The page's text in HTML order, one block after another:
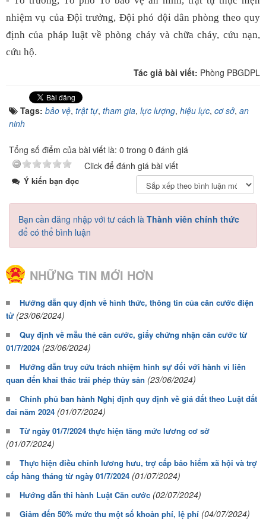
nhiệm vụ của Đội trưởng, Đội phó đội dân phòng theo quy
định của pháp luật về phòng cháy và chữa cháy, cứu nạn,
cứu hộ.
Tác giả bài viết: Phòng PBGDPL
Tags: bảo vệ, trật tự, tham gia, lực lượng, hiệu lực, cơ sở, an
ninh
Tổng số điểm của bài viết là: 0 trong 0 đánh giá
Click để đánh giá bài viết
Ý kiến bạn đọc
Bạn cần đăng nhập với tư cách là Thành viên chính thức
để có thể bình luận
NHỮNG TIN MỚI HƠN
Hướng dẫn quy định về hình thức, thông tin của căn cước điện
tử (23/06/2024)
Quy định về mẫu thẻ căn cước, giấy chứng nhận căn cước từ
01/7/2024 (23/06/2024)
Hướng dẫn truy cứu trách nhiệm hình sự đối với hành vi liên
quan đến khai thác trái phép thủy sản (23/06/2024)
Chính phủ ban hành Nghị định quy định về giá đất theo Luật đất
đai năm 2024 (01/07/2024)
Từ ngày 01/7/2024 thực hiện tăng mức lương cơ sở
(01/07/2024)
Thực hiện điều chỉnh lương hưu, trợ cấp bảo hiểm xã hội và trợ
cấp hàng tháng từ ngày 01/7/2024 (01/07/2024)
Hướng dẫn thi hành Luật Căn cước (02/07/2024)
Giảm đến 50% mức thu một số khoản phí, lệ phí (04/07/2024)